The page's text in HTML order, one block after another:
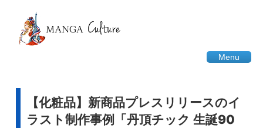
Menu
【化粧品】新商品プレスリリースのイ
ラスト制作事例「丹頂チック 生誕90